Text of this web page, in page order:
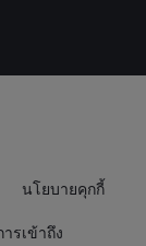
นโยบายคุกกี้
รเข้าถึง